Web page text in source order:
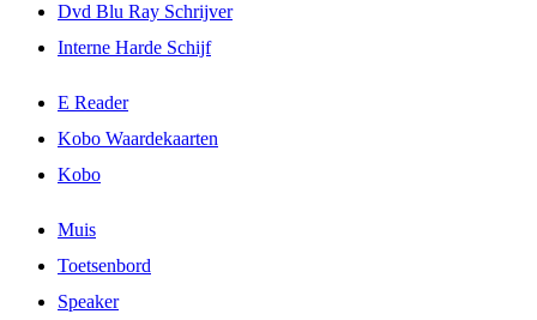
Dvd Blu Ray Schrijver
Interne Harde Schijf
E Reader
Kobo Waardekaarten
Kobo
Muis
Toetsenbord
Speaker